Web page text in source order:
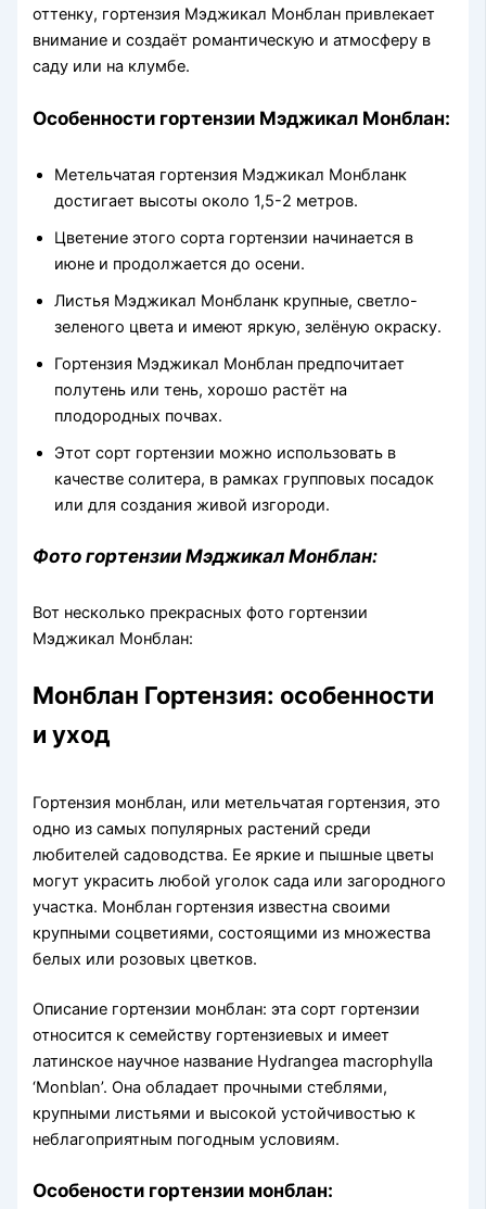
оттенку, гортензия Мэджикал Монблан привлекает
внимание и создаёт романтическую и атмосферу в
саду или на клумбе.
Особенности гортензии Мэджикал Монблан:
Метельчатая гортензия Мэджикал Монбланк
достигает высоты около 1,5-2 метров.
Цветение этого сорта гортензии начинается в
июне и продолжается до осени.
Листья Мэджикал Монбланк крупные, светло-
зеленого цвета и имеют яркую, зелёную окраску.
Гортензия Мэджикал Монблан предпочитает
полутень или тень, хорошо растёт на
плодородных почвах.
Этот сорт гортензии можно использовать в
качестве солитера, в рамках групповых посадок
или для создания живой изгороди.
Фото гортензии Мэджикал Монблан:
Вот несколько прекрасных фото гортензии
Мэджикал Монблан:
Монблан Гортензия: особенности
и уход
Гортензия монблан, или метельчатая гортензия, это
одно из самых популярных растений среди
любителей садоводства. Ее яркие и пышные цветы
могут украсить любой уголок сада или загородного
участка. Монблан гортензия известна своими
крупными соцветиями, состоящими из множества
белых или розовых цветков.
Описание гортензии монблан: эта сорт гортензии
относится к семейству гортензиевых и имеет
латинское научное название Hydrangea macrophylla
‘Monblan’. Она обладает прочными стеблями,
крупными листьями и высокой устойчивостью к
неблагоприятным погодным условиям.
Особености гортензии монблан: